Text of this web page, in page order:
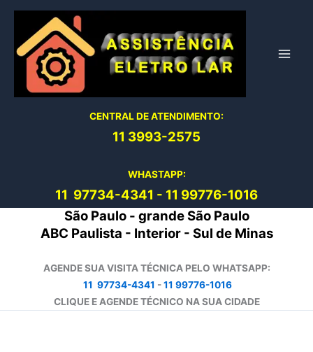
conteúdo
CENTRAL DE ATENDIMENTO:
11 3993-2575
WHASTAPP:
11 97734-4341 - 11 99776-1016
São Paulo - grande São Paulo
ABC Paulista - Interior - Sul de Minas
AGENDE SUA VISITA TÉCNICA PELO WHATSAPP:
11 97734-4341 -11 99776-1016
CLIQUE E AGENDE TÉCNICO NA SUA CIDADE